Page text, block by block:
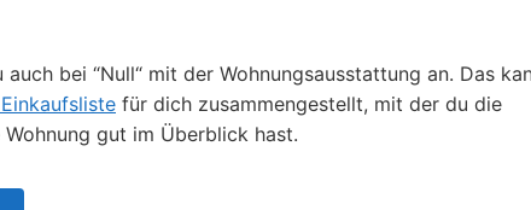
bei “Null“ mit der Wohnungsausstattung an. Das
für dich zusammengestellt, mit der du die
gut im Überblick hast.